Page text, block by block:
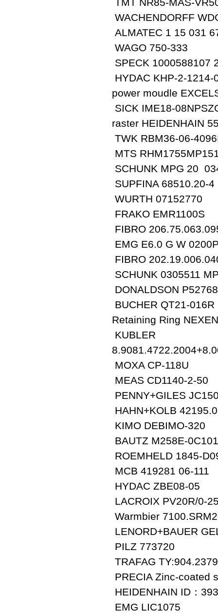
WACHENDORFF
ALMATEC 1 15 031
WAGO 750-333
SPECK 1000588107
HYDAC KHP-2-1214-
power moudle
SICK IME18-
raster HEIDENHAIN
TWK RBM36-06-
MTS
SCHUNK MPG 20
SUPFINA 68510.20-4
WURTH 07152770
FRAKO EMR1100S
FIBRO
EMG E6.0 G W
FIBRO
SCHUNK 0305511
DONALDSON
BUCHER QT21-016R
Retaining Ring
KUBLER
MOXA CP-118U
MEAS CD1140-2-50
PENNY+GILES
HAHN+KOLB
KIMO DEBIMO-320
BAUTZ M258E-
ROEMHELD 1845-
MCB 419281 06-111
HYDAC ZBE08-05
LACROIX PV20R/0-
Warmbier
LENORD+BAUER
PILZ 773720
TRAFAG
PRECIA Zinc-coated
HEIDENHAIN ID：
EMG LIC1075